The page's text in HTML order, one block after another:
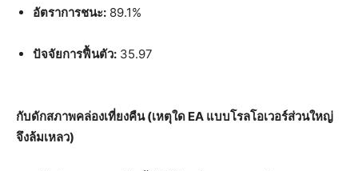
อัตราการชนะ: 89.1%
ปัจจัยการฟื้นตัว: 35.97
กับดักสภาพคล่องเที่ยงคืน (เหตุใด EA แบบโรลโอเวอร์ส่วนใหญ่
จึงล้มเหลว)